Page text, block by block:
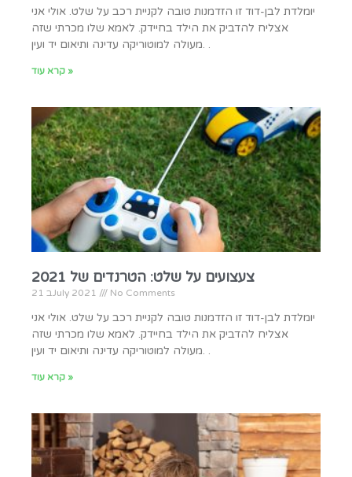
יומלדת לבן-דוד זו הזדמנות טובה לקניית רכב על שלט. אולי אני
אצליח להדביק את הילד בחיידק. לאמא שלו מכרתי שזה
מעולה למוטוריקה עדינה ותיאום יד ועין. .
קרא עוד »
צעצועים על שלט: הטרנדים של 2021
21 בJuly 2021 No Comments
יומלדת לבן-דוד זו הזדמנות טובה לקניית רכב על שלט. אולי אני
אצליח להדביק את הילד בחיידק. לאמא שלו מכרתי שזה
מעולה למוטוריקה עדינה ותיאום יד ועין. .
קרא עוד »